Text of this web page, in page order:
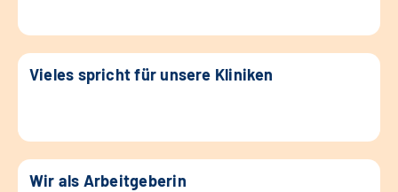
Vieles spricht für unsere Kliniken
Wir als Arbeitgeberin